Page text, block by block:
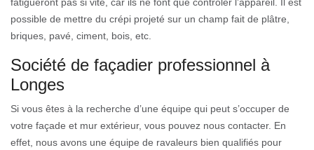
possible de mettre du crépi projeté sur un champ fait de plâtre,
briques, pavé, ciment, bois, etc.
Société de façadier professionnel à
Longes
Si vous êtes à la recherche d’une équipe qui peut s’occuper de
votre façade et mur extérieur, vous pouvez nous contacter. En
effet, nous avons une équipe de ravaleurs bien qualifiés pour